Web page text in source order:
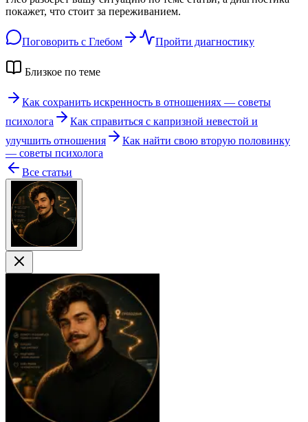
покажет, что стоит за переживанием.
Поговорить с Глебом Пройти диагностику
Близкое по теме
Как сохранить искренность в отношениях — советы
психолога
Как справиться с капризной невестой и
улучшить отношения
Как найти свою вторую половинку
— советы психолога
Все статьи